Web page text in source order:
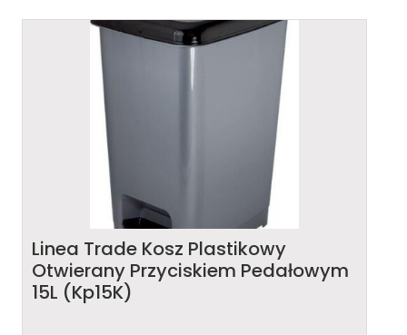
Linea Trade Kosz Plastikowy
Otwierany Przyciskiem Pedałowym
15L (Kp15K)